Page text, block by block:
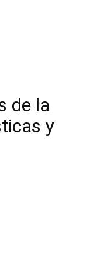
de la
y